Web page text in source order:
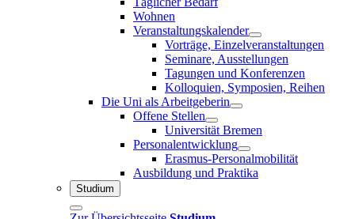
Wohnen
Veranstaltungskalender
Vorträge, Einzelveranstaltungen
Seminare, Ausstellungen
Tagungen und Konferenzen
Kolloquien, Symposien, Reihen
Die Uni als Arbeitgeberin
Offene Stellen
Universität Bremen
Personalentwicklung
Erasmus-Personalmobilität
Ausbildung und Praktika
Studium